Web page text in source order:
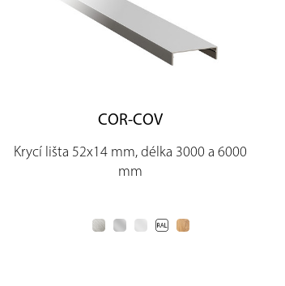
COR-COV
Krycí lišta 52x14 mm, délka 3000 a 6000
mm